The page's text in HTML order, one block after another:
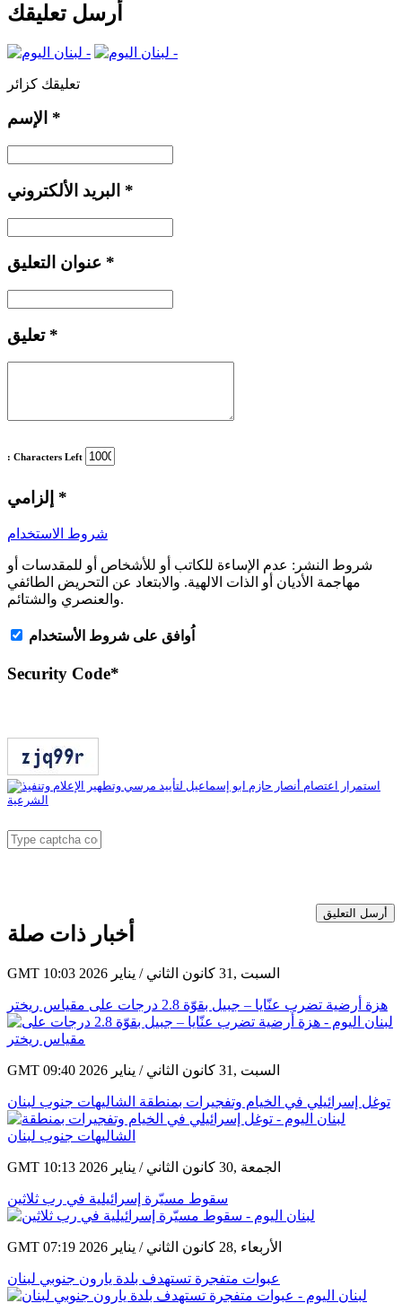
أرسل تعليقك
تعليقك كزائر
*
*
*
تعليق *
: Characters Left
*
شروط الاستخدام
شروط النشر: عدم الإساءة للكاتب أو للأشخاص أو للمقدسات أو
مهاجمة الأديان أو الذات الالهية. والابتعاد عن التحريض الطائفي
والعنصري والشتائم.
اُوافق على شروط الأستخدام
Security Code*
أرسل التعليق
أخبار ذات صلة
GMT 10:03 2026 السبت ,31 كانون الثاني / يناير
هزة أرضية تضرب عنّايا – جبيل بقوّة 2.8 درجات على مقياس ريختر
GMT 09:40 2026 السبت ,31 كانون الثاني / يناير
توغل إسرائيلي في الخيام وتفجيرات بمنطقة الشاليهات جنوب لبنان
GMT 10:13 2026 الجمعة ,30 كانون الثاني / يناير
سقوط مسيّرة إسرائيلية في رب ثلاثين
GMT 07:19 2026 الأربعاء ,28 كانون الثاني / يناير
عبوات متفجرة تستهدف بلدة يارون جنوبي لبنان